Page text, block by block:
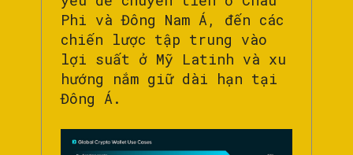
Phi và Đông Nam Á, đến các
chiến lược tập trung vào
lợi suất ở Mỹ Latinh và xu
hướng nắm giữ dài hạn tại
Đông Á.